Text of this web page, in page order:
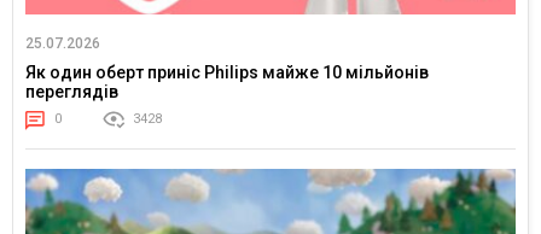
25.07.2026
Як один оберт приніс Philips майже 10 мільйонів
переглядів
0 3428